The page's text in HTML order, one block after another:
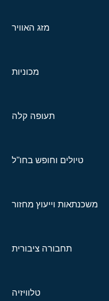
מזג האוויר
מכוניות
תעופה קלה
טיולים וחופש בחו"ל
משכנתאות וייעוץ מחזור
תחבורה ציבורית
טלוויזיה